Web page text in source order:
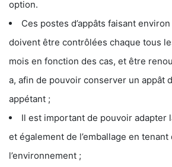
option.
Ces postes d’appâts faisant
doivent être contrôlées chaque tous
mois en fonction des cas, et être
a, afin de pouvoir conserver un appât
appétant ;
Il est important de pouvoir adapter
et également de l’emballage en tenant
l’environnement ;